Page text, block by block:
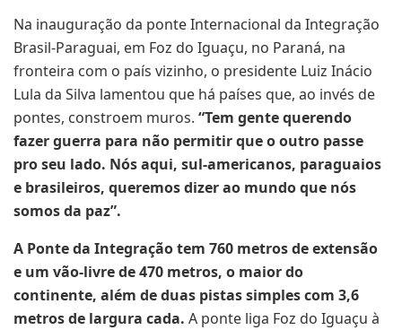
Na inauguração da ponte Internacional da Integração
Brasil-Paraguai, em Foz do Iguaçu, no Paraná, na
fronteira com o país vizinho, o presidente Luiz Inácio
Lula da Silva lamentou que há países que, ao invés de
pontes, constroem muros. “Tem gente querendo
fazer guerra para não permitir que o outro passe
pro seu lado. Nós aqui, sul-americanos, paraguaios
e brasileiros, queremos dizer ao mundo que nós
somos da paz”.
A Ponte da Integração tem 760 metros de extensão
e um vão-livre de 470 metros, o maior do
continente, além de duas pistas simples com 3,6
metros de largura cada. A ponte liga Foz do Iguaçu à